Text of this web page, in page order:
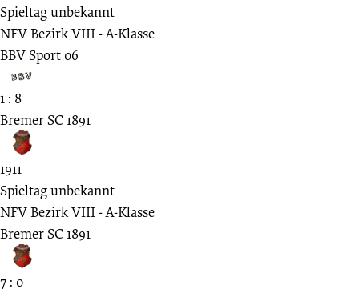
Spieltag unbekannt
NFV Bezirk VIII - A-Klasse
BBV Sport 06
1 : 8
Bremer SC 1891
1911
Spieltag unbekannt
NFV Bezirk VIII - A-Klasse
Bremer SC 1891
7 : 0